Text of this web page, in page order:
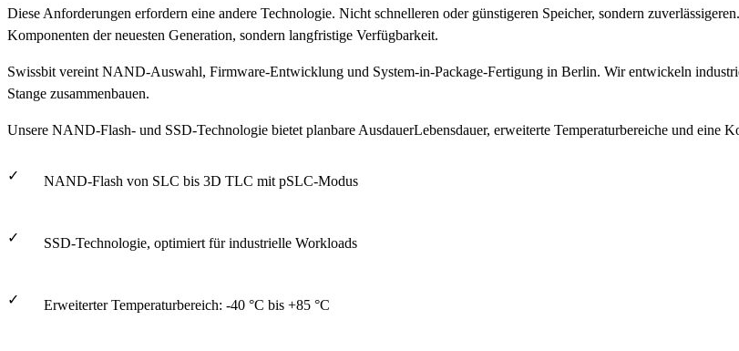
Diese Anforderungen erfordern eine andere Technologie. Nicht schnelleren oder günstigeren Speicher, sondern
Komponenten der neuesten Generation, sondern langfristige Verfügbarkeit.
Swissbit vereint NAND-Auswahl, Firmware-Entwicklung und System-in-Package-Fertigung in Berlin. Wir entwickeln
Stange zusammenbauen.
Unsere NAND-Flash- und SSD-Technologie bietet planbare AusdauerLebensdauer, erweiterte Temperaturbereiche und eine
NAND-Flash von SLC bis 3D TLC mit pSLC-Modus
SSD-Technologie, optimiert für industrielle Workloads
Erweiterter Temperaturbereich: -40 °C bis +85 °C